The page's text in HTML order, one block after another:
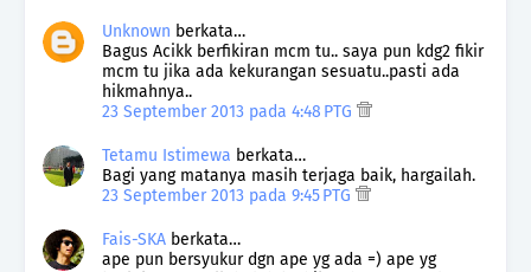
Unknown berkata…
Bagus Acikk berfikiran mcm tu.. saya pun kdg2 fikir
mcm tu jika ada kekurangan sesuatu..pasti ada
hikmahnya..
23 September 2013 pada 4:48 PTG
Tetamu Istimewa berkata…
Bagi yang matanya masih terjaga baik, hargailah.
23 September 2013 pada 9:45 PTG
Fais-SKA berkata…
ape pun bersyukur dgn ape yg ada =) ape yg